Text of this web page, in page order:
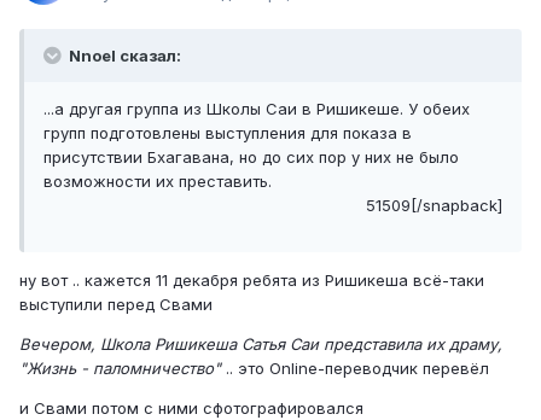
Nnoel сказал:
...а другая группа из Школы Саи в Ришикеше. У обеих
групп подготовлены выступления для показа в
присутствии Бхагавана, но до сих пор у них не было
возможности их преставить.
51509[/snapback]
ну вот .. кажется 11 декабря ребята из Ришикеша всё-таки
выступили перед Свами
Вечером, Школа Ришикеша Сатья Саи представила их драму,
"Жизнь - паломничество".. это Online-переводчик перевёл
и Свами потом с ними сфотографировался